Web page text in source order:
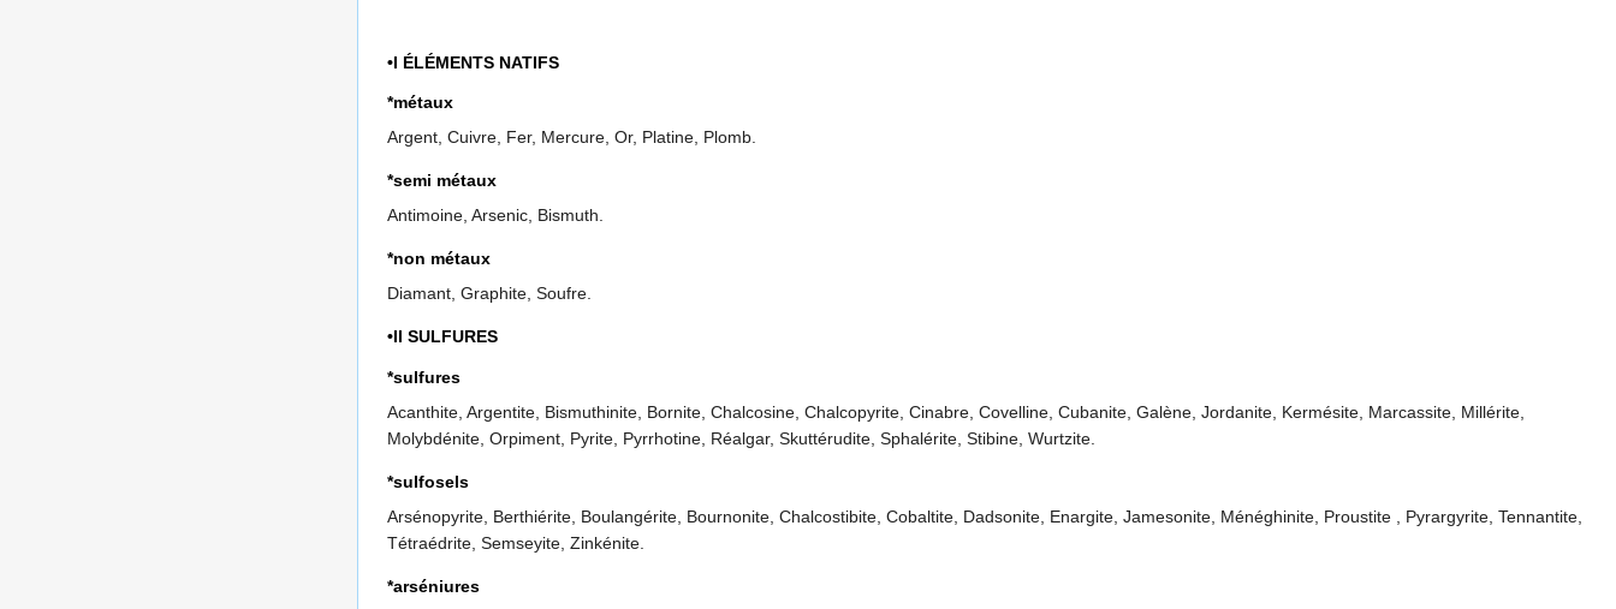
•I ÉLÉMENTS NATIFS
*métaux
Argent, Cuivre, Fer, Mercure, Or, Platine, Plomb.
*semi métaux
Antimoine, Arsenic, Bismuth.
*non métaux
Diamant, Graphite, Soufre.
•II SULFURES
*sulfures
Acanthite, Argentite, Bismuthinite, Bornite, Chalcosine, Chalcopyrite, Cinabre, Covelline, Cubanite, Galène, Jordanite, Kermésite, Marcassite, Millérite,
Molybdénite, Orpiment, Pyrite, Pyrrhotine, Réalgar, Skuttérudite, Sphalérite, Stibine, Wurtzite.
*sulfosels
Arsénopyrite, Berthiérite, Boulangérite, Bournonite, Chalcostibite, Cobaltite, Dadsonite, Enargite, Jamesonite, Ménéghinite, Proustite , Pyrargyrite, Tennantite,
Tétraédrite, Semseyite, Zinkénite.
*arséniures